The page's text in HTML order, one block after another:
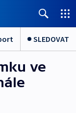
SLEDOVAT
ve